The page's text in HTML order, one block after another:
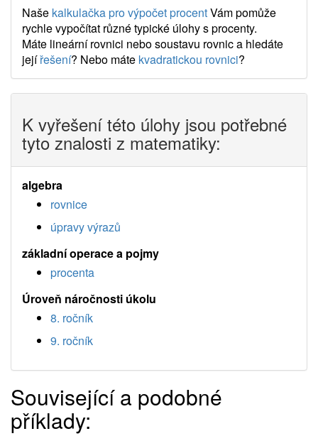
Naše kalkulačka pro výpočet procentVám pomůže
rychle vypočítat různé typické úlohy s procenty.
Máte lineární rovnici nebo soustavu rovnic a hledáte
jejířešení? Nebo máte kvadratickou rovnici?
K vyřešení této úlohy jsou potřebné
tyto znalosti z matematiky:
algebra
rovnice
úpravy výrazů
základní operace a pojmy
procenta
Úroveň náročnosti úkolu
8. ročník
9. ročník
Související a podobné
příklady: